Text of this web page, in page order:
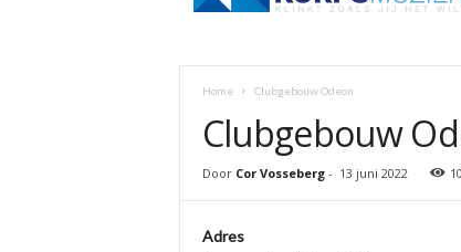
Home Clubgebouw Odeon
Clubgebouw
Door Cor Vosseberg- 13 juni 2022
Adres